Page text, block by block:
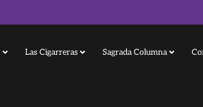
Las Cigarreras Sagrada Columna